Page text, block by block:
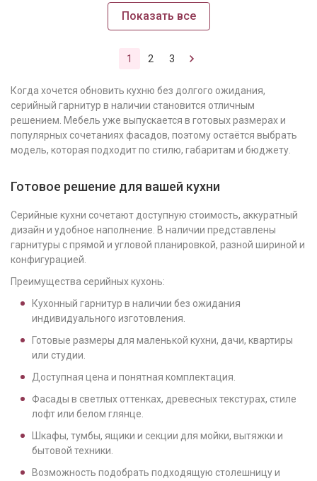
Показать все
1 2 3
Когда хочется обновить кухню без долгого ожидания,
серийный гарнитур в наличии становится отличным
решением. Мебель уже выпускается в готовых размерах и
популярных сочетаниях фасадов, поэтому остаётся выбрать
модель, которая подходит по стилю, габаритам и бюджету.
Готовое решение для вашей кухни
Серийные кухни сочетают доступную стоимость, аккуратный
дизайн и удобное наполнение. В наличии представлены
гарнитуры с прямой и угловой планировкой, разной шириной и
конфигурацией.
Преимущества серийных кухонь:
Кухонный гарнитур в наличии без ожидания
индивидуального изготовления.
Готовые размеры для маленькой кухни, дачи, квартиры
или студии.
Доступная цена и понятная комплектация.
Фасады в светлых оттенках, древесных текстурах, стиле
лофт или белом глянце.
Шкафы, тумбы, ящики и секции для мойки, вытяжки и
бытовой техники.
Возможность подобрать подходящую столешницу и